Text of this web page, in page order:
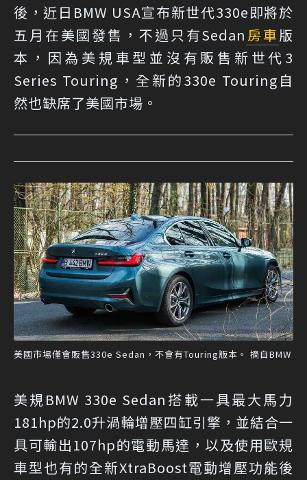
後，近日BMW USA宣布新世代330e即將於
五月在美國發售，不過只有Sedan 房車版
本，因為美規車型並沒有販售新世代3
Series Touring，全新的330e Touring自
然也缺席了美國市場。
美國市場僅會販售330e Sedan，不會有Touring版本。 摘自BMW
美規BMW 330e Sedan搭載一具最大馬力
181hp的2.0升渦輪增壓四缸引擎，並結合一
具可輸出107hp的電動馬達，以及使用歐規
車型也有的全新XtraBoost電動增壓功能後